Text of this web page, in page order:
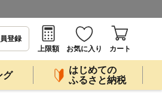
登録
上限額
お気に入り カート
グ
はじめての
ふるさと納税